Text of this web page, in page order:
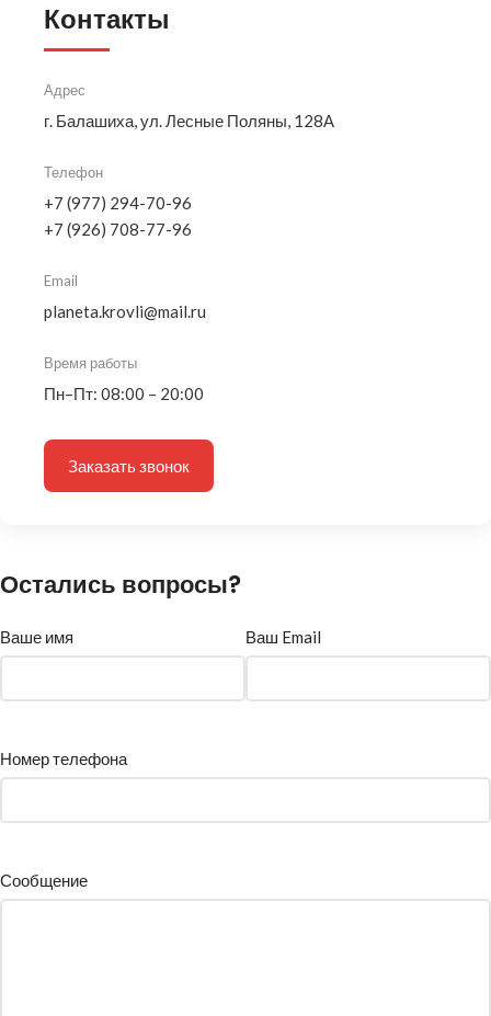
Контакты
Адрес
г. Балашиха, ул. Лесные Поляны, 128А
Телефон
+7 (977) 294-70-96
+7 (926) 708-77-96
Email
planeta.krovli@mail.ru
Время работы
Пн–Пт: 08:00 – 20:00
Заказать звонок
Остались вопросы?
Ваше имя Ваш Email
Номер телефона
Сообщение